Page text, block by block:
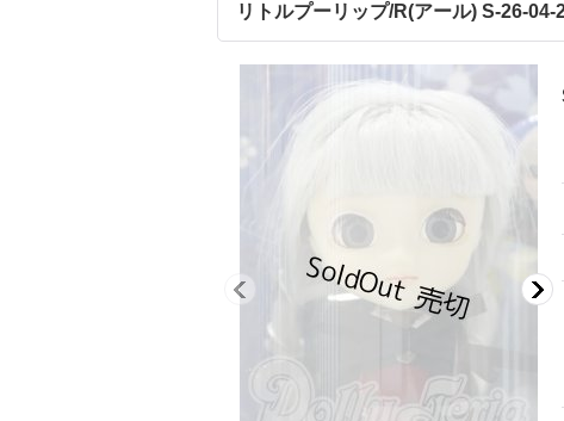
リトルプーリップ/R(アール) S-26-04-